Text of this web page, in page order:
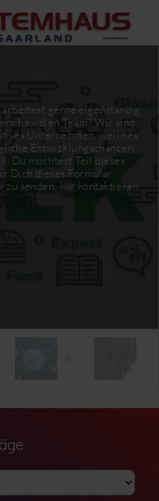
gerne eigenständig
flexiblen Team? Wir sind
Unternehmen, welches
Entwicklungschancen
Du möchtest Teil dieses
Dich dieses Formular
zu senden, wir kontaktieren